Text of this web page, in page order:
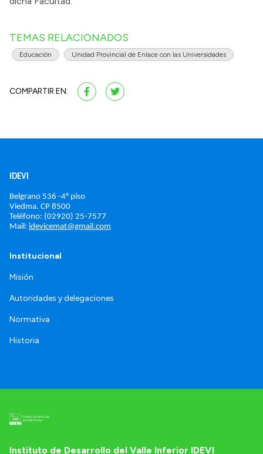
TEMAS RELACIONADOS
Educación Unidad Provincial de Enlace con las Universidades
COMPARTIR EN:
IDEVI
Belgrano 536 -4° piso
Viedma. CP 8500
Teléfono: (02920) 25-7577
Mail: idevicemat@gmail.com
Institucional
Misión
Autoridades y delegaciones
Normativa
Historia
Instituto de Desarrollo del Valle Inferior IDEVI